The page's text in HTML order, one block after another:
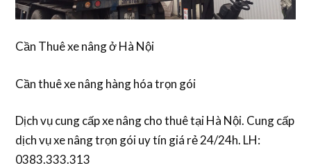
Cần Thuê xe nâng ở Hà Nội
Cần thuê xe nâng hàng hóa trọn gói
Dịch vụ cung cấp xe nâng cho thuê tại Hà Nội. Cung cấp
dịch vụ xe nâng trọn gói uy tín giá rẻ 24/24h. LH:
0383.333.313